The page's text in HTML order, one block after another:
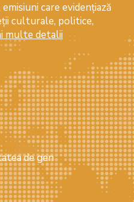
care evidenţiază
culturale, politice,
multe detalii
de gen